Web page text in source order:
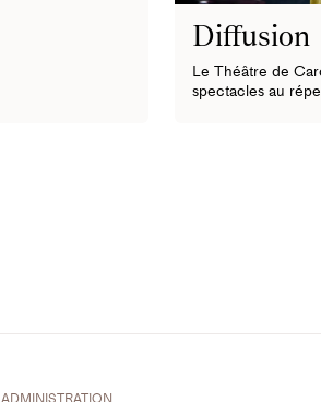
Diffusion
Le Théâtre de
spectacles au
ADMINISTRATION